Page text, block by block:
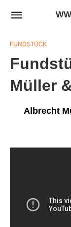
FUNDSTÜCK
Müller
Albrecht